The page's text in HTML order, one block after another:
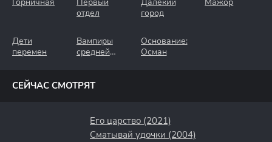
отдел
город
Дети
перемен
Вампиры
средней
Основание:
Осман
СЕЙЧАС СМОТРЯТ
Его царство (2021)
Сматывай удочки (2004)